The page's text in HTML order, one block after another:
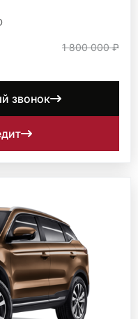
1 800 000 ₽
звонок